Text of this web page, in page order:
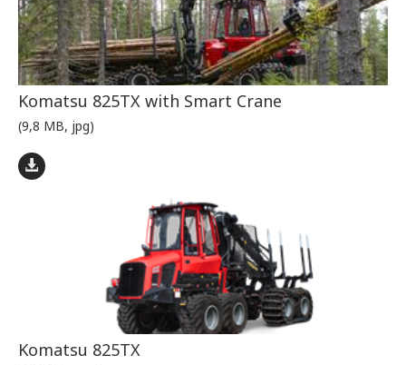
Komatsu 825TX with Smart Crane
(9,8 MB, jpg)
Komatsu 825TX